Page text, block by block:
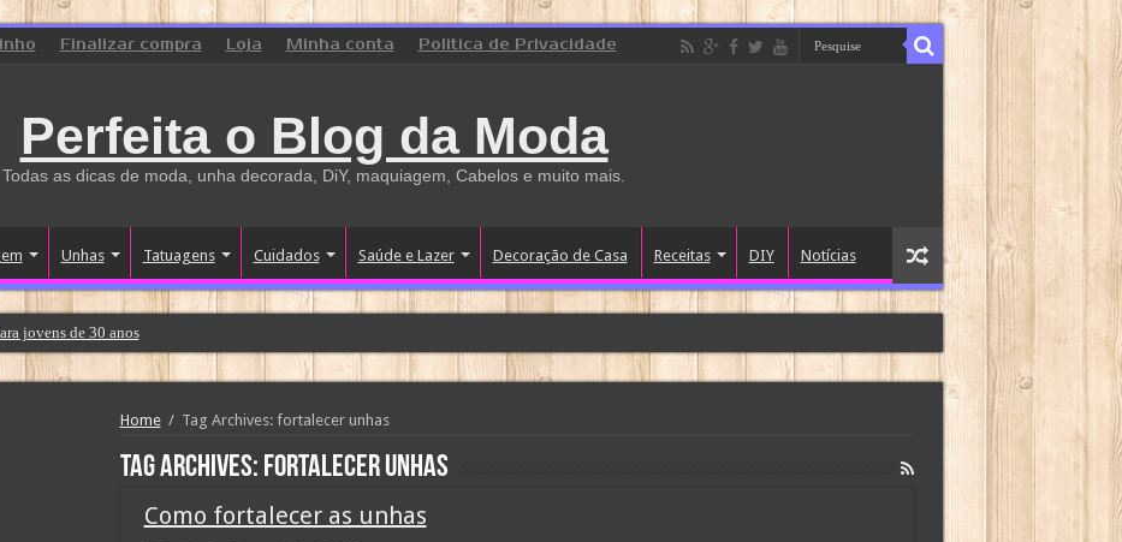
Finalizar compra Loja Minha conta Politica de Privacidade
Perfeita o Blog da Moda
Todas as dicas de moda, unha decorada, DiY, maquiagem, Cabelos e muito mais.
Unhas Tatuagens Cuidados Saúde e Lazer Decoração de Casa Receitas DIY Notícias
jovens de 30 anos
Home / Tag Archives: fortalecer unhas
Tag Archives: fortalecer unhas
Como fortalecer as unhas